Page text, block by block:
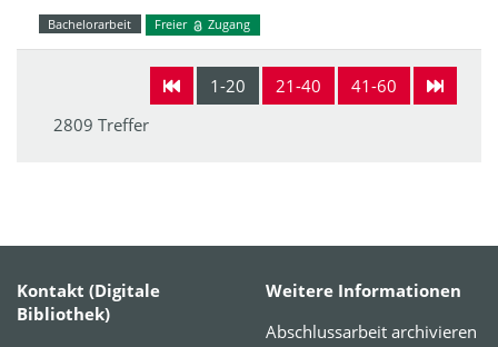
Bachelorarbeit Freier Zugang
1-20 21-40
41-60
2809 Treffer
Kontakt (Digitale
Bibliothek)
Weitere Informationen
Abschlussarbeit archivieren